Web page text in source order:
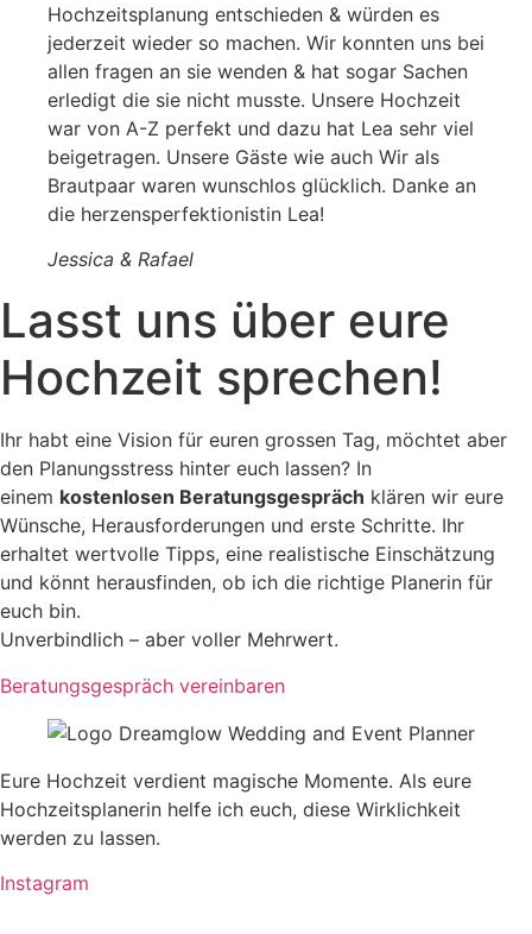
Hochzeitsplanung entschieden & würden es
jederzeit wieder so machen. Wir konnten uns bei
allen fragen an sie wenden & hat sogar Sachen
erledigt die sie nicht musste. Unsere Hochzeit
war von A-Z perfekt und dazu hat Lea sehr viel
beigetragen. Unsere Gäste wie auch Wir als
Brautpaar waren wunschlos glücklich. Danke an
die herzensperfektionistin Lea!
Jessica & Rafael
Lasst uns über eure
Hochzeit sprechen!
Ihr habt eine Vision für euren grossen Tag, möchtet aber
den Planungsstress hinter euch lassen? In
einem kostenlosen Beratungsgespräch klären wir eure
Wünsche, Herausforderungen und erste Schritte. Ihr
erhaltet wertvolle Tipps, eine realistische Einschätzung
und könnt herausfinden, ob ich die richtige Planerin für
euch bin.
Unverbindlich – aber voller Mehrwert.
Beratungsgespräch vereinbaren
Eure Hochzeit verdient magische Momente. Als eure
Hochzeitsplanerin helfe ich euch, diese Wirklichkeit
werden zu lassen.
Instagram